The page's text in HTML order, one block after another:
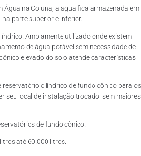
Água na Coluna, a água fica armazenada em
parte superior e inferior.
Amplamente utilizado onde existem
de água potável sem necessidade de
elevado do solo atende características
reservatório cilíndrico de fundo cônico para os
seu local de instalação trocado, sem maiores
de fundo cônico.
até 60.000 litros.